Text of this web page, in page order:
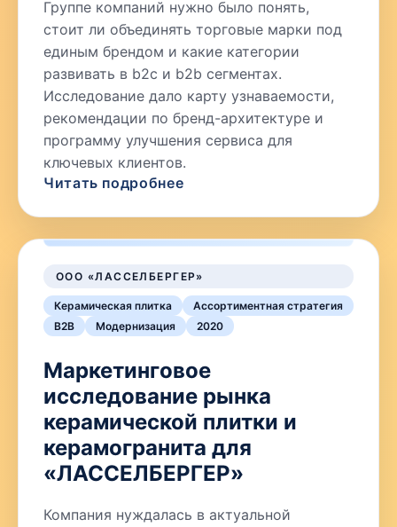
Группе компаний нужно было понять,
стоит ли объединять торговые марки под
единым брендом и какие категории
развивать в b2c и b2b сегментах.
Исследование дало карту узнаваемости,
рекомендации по бренд-архитектуре и
программу улучшения сервиса для
ключевых клиентов.
Читать подробнее
ООО «ЛАССЕЛБЕРГЕР»
Керамическая плитка
Ассортиментная стратегия
B2B
Модернизация 2020
Маркетинговое
исследование рынка
керамической плитки и
керамогранита для
«ЛАССЕЛБЕРГЕР»
Компания нуждалась в актуальной